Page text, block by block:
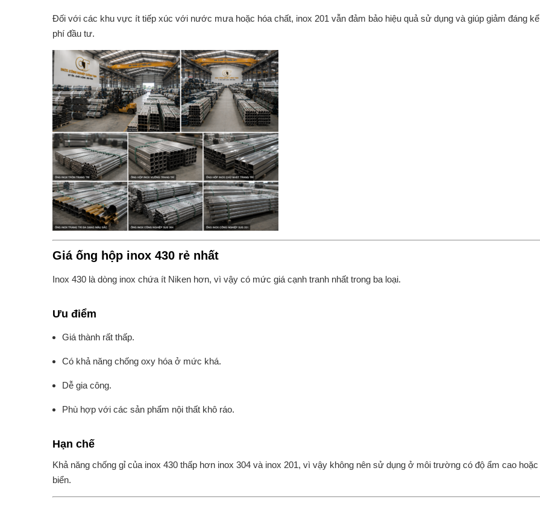
Đối với các khu vực ít tiếp xúc với nước mưa hoặc hóa chất, inox 201 vẫn đảm bảo hiệu quả sử dụng và giúp giảm đáng
phí đầu tư.
Giá ống hộp inox 430 rẻ nhất
Inox 430 là dòng inox chứa ít Niken hơn, vì vậy có mức giá cạnh tranh nhất trong ba loại.
Ưu điểm
Giá thành rất thấp.
Có khả năng chống oxy hóa ở mức khá.
Dễ gia công.
Phù hợp với các sản phẩm nội thất khô ráo.
Hạn chế
Khả năng chống gỉ của inox 430 thấp hơn inox 304 và inox 201, vì vậy không nên sử dụng ở môi trường có độ ẩm cao hoặc
biển.